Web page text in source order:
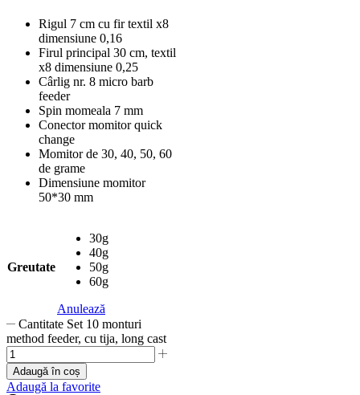
Rigul 7 cm cu fir textil x8
dimensiune 0,16
Firul principal 30 cm, textil
x8 dimensiune 0,25
Cârlig nr. 8 micro barb
feeder
Spin momeala 7 mm
Conector momitor quick
change
Momitor de 30, 40, 50, 60
de grame
Dimensiune momitor
50*30 mm
Greutate
30g
40g
50g
60g
Anulează
Cantitate Set 10 monturi
method feeder, cu tija, long cast
Adaugă în coș
Adaugă la favorite